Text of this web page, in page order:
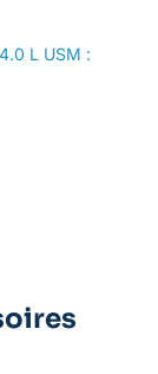
L USM :